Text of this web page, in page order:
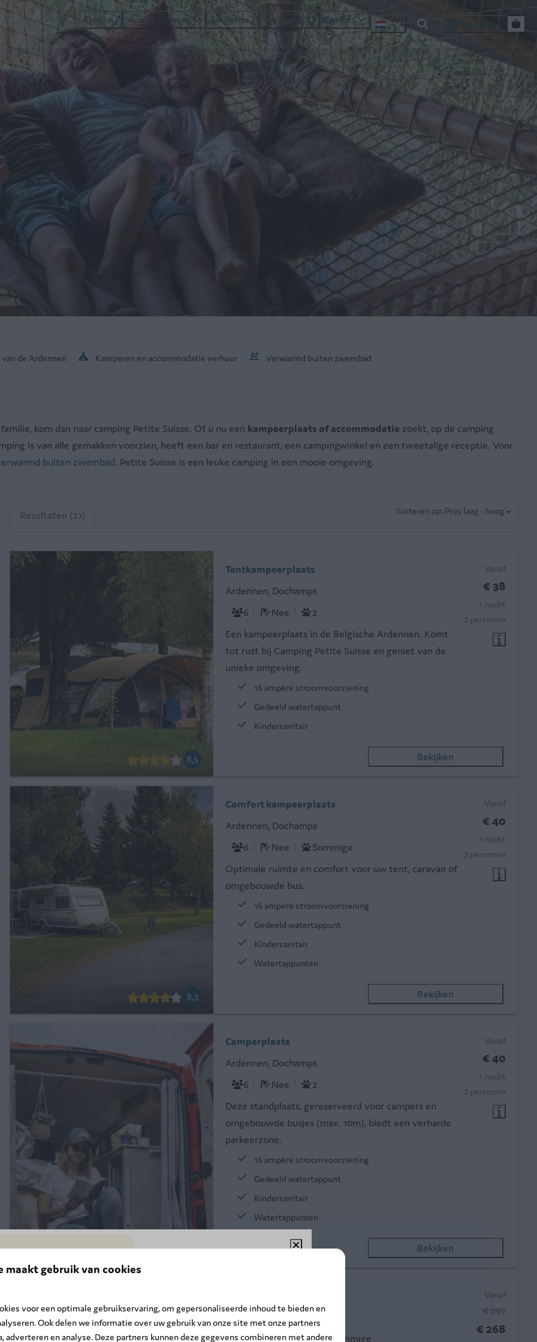
Camping Accommodaties Faciliteiten Omgeving Contact Zoek & Boek
de Ardennen Kamperen en accommodatie verhuur Verwarmd buiten zwembad
kom dan naar camping Petite Suisse. Of u nu een kampeerplaats of accommodatie zoekt, op de camping
is van alle gemakken voorzien, heeft een bar en restaurant, een campingwinkel en een tweetalige receptie. Voor
buiten zwembad. Petite Suisse is een leuke camping in een mooie omgeving.
Sorteren op: Prijs laag - hoog
Resultaten (27)
8,5
Vanaf
€ 38
1 nacht
2 personen
Tentkampeerplaats
Ardennen, Dochamps
6
Nee
2
Een kampeerplaats in de Belgische Ardennen. Komt
tot rust bij Camping Petite Suisse en geniet van de
unieke omgeving.
16 ampère stroomvoorziening
Gedeeld watertappunt
Kindersanitair
Bekijken
8,3
Vanaf
€ 40
1 nacht
2 personen
Comfort kampeerplaats
Ardennen, Dochamps
6
Nee
Sommige
Optimale ruimte en comfort voor uw tent, caravan of
omgebouwde bus.
16 ampère stroomvoorziening
Gedeeld watertappunt
Kindersanitair
Watertappunten
Bekijken
8,5
Vanaf
€ 40
1 nacht
2 personen
Camperplaats
Ardennen, Dochamps
6
Nee
2
Deze standplaats, gereserveerd voor campers en
omgebouwde busjes (max. 10m), biedt een verharde
parkeerzone.
16 ampère stroomvoorziening
Gedeeld watertappunt
Kindersanitair
Watertappunten
Bekijken
Vanaf
€ 297
€ 268
Ardennen, Dochamps
5
2 Ja
Sommige
De zomer is nog niet voorbij! Ontsnap
eraantussen 15 augustus en 30
maakt gebruik van cookies
voor een optimale gebruikservaring, om gepersonaliseerde inhoud te bieden en
Ook delen we informatie over uw gebruik van onze site met onze partners
adverteren en analyse. Deze partners kunnen deze gegevens combineren met andere